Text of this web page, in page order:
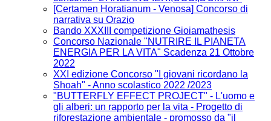
[Certamen Horatianum - Venosa] Concorso di
narrativa su Orazio
Bando XXXIII competizione Gioiamathesis
Concorso Nazionale "NUTRIRE IL PIANETA
ENERGIA PER LA VITA" Scadenza 21 Ottobre
2022
XXI edizione Concorso "I giovani ricordano la
Shoah" - Anno scolastico 2022 /2023
"BUTTERFLY EFFECT PROJECT" - L'uomo e
gli alberi: un rapporto per la vita - Progetto di
riforestazione ambientale - promosso da "il